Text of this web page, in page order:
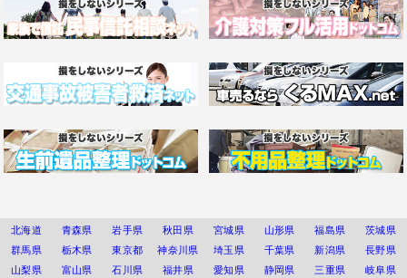
北海道 青森県 岩手県 秋田県 宮城県 山形県 福島県
茨城県
群馬県
栃木県 東京都 神奈川県 埼玉県 千葉県 新潟県
長野県
山梨県
富山県 石川県 福井県 愛知県 静岡県 三重県
岐阜県